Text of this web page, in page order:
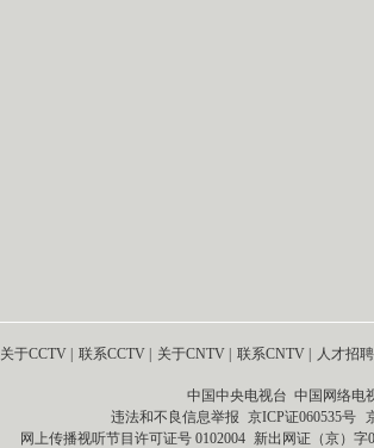
关于CCTV | 联系CCTV | 关于CNTV | 联系CNTV | 人才招聘
中国中央电视台 中国网络电
违法和不良信息举报 京ICP证060535号
网上传播视听节目许可证号 0102004 新出网证（京）